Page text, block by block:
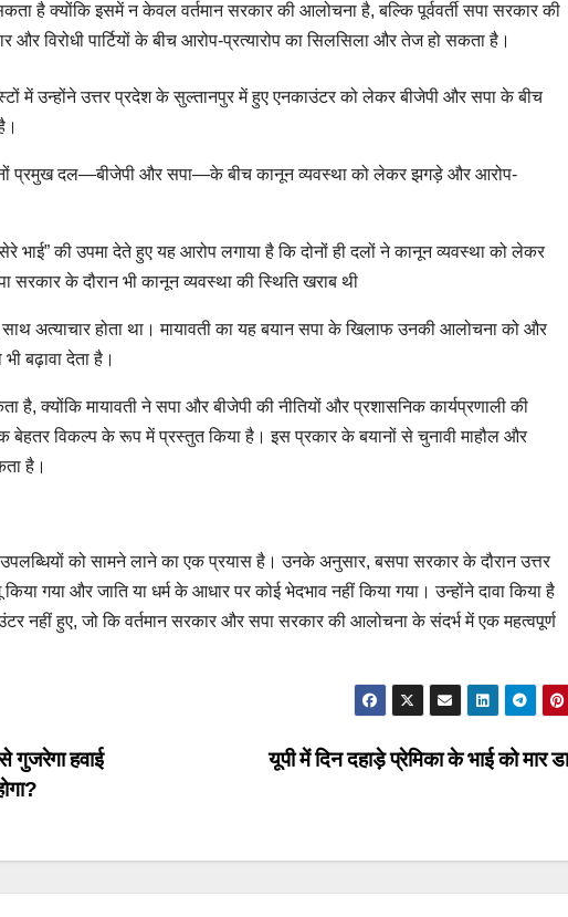
है क्योंकि इसमें न केवल वर्तमान सरकार की आलोचना है, बल्कि पूर्ववर्ती सपा सरकार की
विरोधी पार्टियों के बीच आरोप-प्रत्यारोप का सिलसिला और तेज हो सकता है।
में उन्होंने उत्तर प्रदेश के सुल्‍तानपुर में हुए एनकाउंटर को लेकर बीजेपी और सपा के बीच
प्रमुख दल—बीजेपी और सपा—के बीच कानून व्यवस्था को लेकर झगड़े और आरोप-
भाई” की उपमा देते हुए यह आरोप लगाया है कि दोनों ही दलों ने कानून व्यवस्था को लेकर
के दौरान भी कानून व्यवस्था की स्थिति खराब थी
साथ अत्याचार होता था। मायावती का यह बयान सपा के खिलाफ उनकी आलोचना को और
बढ़ावा देता है।
है, क्योंकि मायावती ने सपा और बीजेपी की नीतियों और प्रशासनिक कार्यप्रणाली की
विकल्प के रूप में प्रस्तुत किया है। इस प्रकार के बयानों से चुनावी माहौल और
है।
को सामने लाने का एक प्रयास है। उनके अनुसार, बसपा सरकार के दौरान उत्तर
गया और जाति या धर्म के आधार पर कोई भेदभाव नहीं किया गया। उन्होंने दावा किया है
नहीं हुए, जो कि वर्तमान सरकार और सपा सरकार की आलोचना के संदर्भ में एक महत्वपूर्ण
यूपी में दिन दहाड़े प्रेमिका के भाई को मार
गुजरेगा हवाई